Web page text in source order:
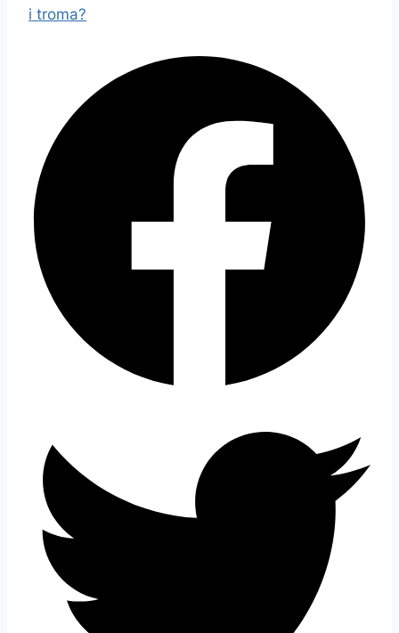
i troma?